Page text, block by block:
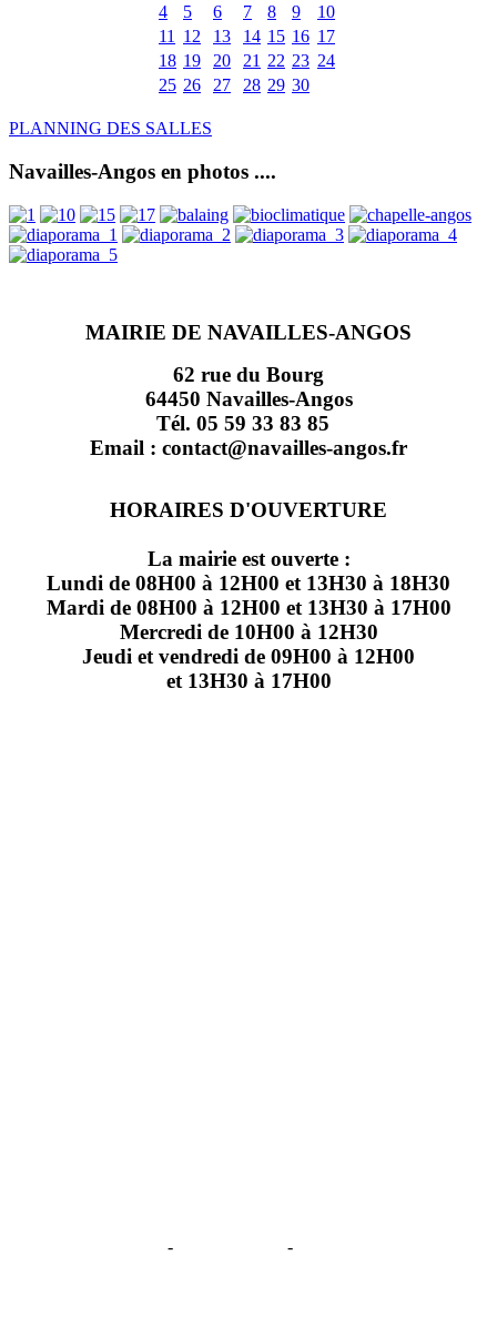
4
5 6 7 8 9
10
11
12 13 14 15 16 17
18 19 20 21 22 23 24
25 26 27 28 29 30
PLANNING DES SALLES
Navailles-Angos en photos ....
MAIRIE DE NAVAILLES-ANGOS
62 rue du Bourg
64450 Navailles-Angos
Tél. 05 59 33 83 85
Email : contact@navailles-angos.fr
HORAIRES D'OUVERTURE
La mairie est ouverte :
Lundi de 08H00 à 12H00 et 13H30 à 18H30
Mardi de 08H00 à 12H00 et 13H30 à 17H00
Mercredi de 10H00 à 12H30
Jeudi et vendredi de 09H00 à 12H00
et 13H30 à 17H00
- -